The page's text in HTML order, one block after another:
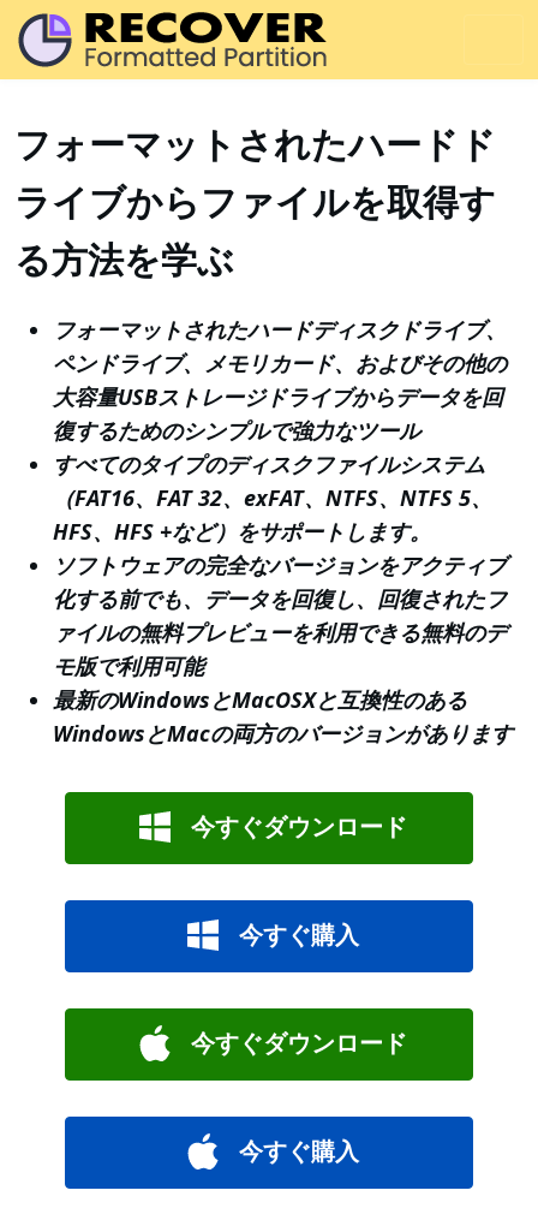
フォーマットされたハードド
ライブからファイルを取得す
る方法を学ぶ
フォーマットされたハードディスクドライブ、
ペンドライブ、メモリカード、およびその他の
大容量USBストレージドライブからデータを回
復するためのシンプルで強力なツール
すべてのタイプのディスクファイルシステム
（FAT16、FAT 32、exFAT、NTFS、NTFS 5、
HFS、HFS +など）をサポートします。
ソフトウェアの完全なバージョンをアクティブ
化する前でも、データを回復し、回復されたフ
ァイルの無料プレビューを利用できる無料のデ
モ版で利用可能
最新のWindowsとMacOSXと互換性のある
WindowsとMacの両方のバージョンがあります
今すぐダウンロード
今すぐ購入
今すぐダウンロード
今すぐ購入